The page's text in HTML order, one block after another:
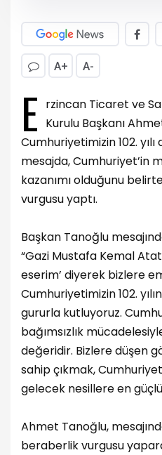
A+ A-
E rzincan Ticaret ve
Kurulu Başkanı
Cumhuriyetimizin 102. yılı
mesajda, Cumhuriyet’in
kazanımı olduğunu
vurgusu yaptı.
Başkan Tanoğlu
“Gazi Mustafa Kemal
eserim’ diyerek bizlere
Cumhuriyetimizin 102.
gururla kutluyoruz.
bağımsızlık
değeridir. Bizlere düşen
sahip çıkmak,
gelecek nesillere en
Ahmet Tanoğlu,
beraberlik vurgusu